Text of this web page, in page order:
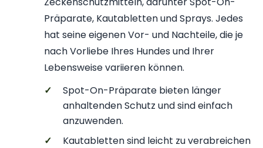
Präparate, Kautabletten und Sprays. Jedes
hat seine eigenen Vor- und Nachteile, die je
nach Vorliebe Ihres Hundes und Ihrer
Lebensweise variieren können.
✓
Spot-On-Präparate bieten länger
anhaltenden Schutz und sind einfach
anzuwenden.
✓
Kautabletten sind leicht zu verabreichen